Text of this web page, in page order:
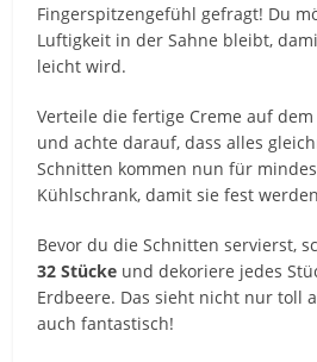
Fingerspitzengefühl gefragt! Du
Luftigkeit in der Sahne bleibt,
leicht wird.
Verteile die fertige Creme auf
und achte darauf, dass alles
Schnitten kommen nun für
Kühlschrank, damit sie fest
Bevor du die Schnitten servierst,
32 Stücke und dekoriere jedes
Erdbeere. Das sieht nicht nur toll
auch fantastisch!